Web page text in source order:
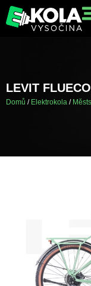
LEVIT
Domů / Elektrokola /